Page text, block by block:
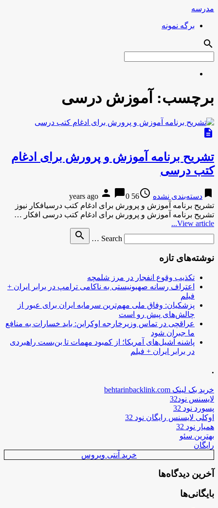
مدرسه
برگه نمونه
search
برچسب: آموزش درسی
description
تشریح برنامه آموزش و پرورش برای ادغام
کتب درسی
bookmark دسته‌بندی نشده access_time
56 years ago
person chat_bubble0
تشریح برنامه آموزش و پرورش برای ادغام کتب درسیافکار نیوز
تشریح برنامه آموزش و پرورش برای ادغام کتب درسی افکار …
View article...
Search …
search
نوشته‌های تازه
تکذیب وقوع انفجار در مرز شلمچه
اعتراف رسانه صهیونیستی به ناکامی ترامپ در برابر ایران +
فیلم
پزشکیان: وفاق ملی مهم‌ترین سرمایه ایران برای عبور از
چالش‌های پیش رو است
عراقچی در تماس وزیرخارجه اوکراین: باید خسارات به منافع
ما جبران شود
پاشنه آشیل‌های آمریکا؛ از کمبود مهمات تا بن‌بست راهبردی
در برابر ایران + فیلم
.
خرید بک لینک behtarinbacklink.com
لایسنس نود32
پسورد نود 32
اوکلی لایسنس رایگان نود 32
همیار نود 32
بهترین سئو
رایگان
خرید آنتی ویروس
آخرین دیدگاه‌ها
بایگانی‌ها